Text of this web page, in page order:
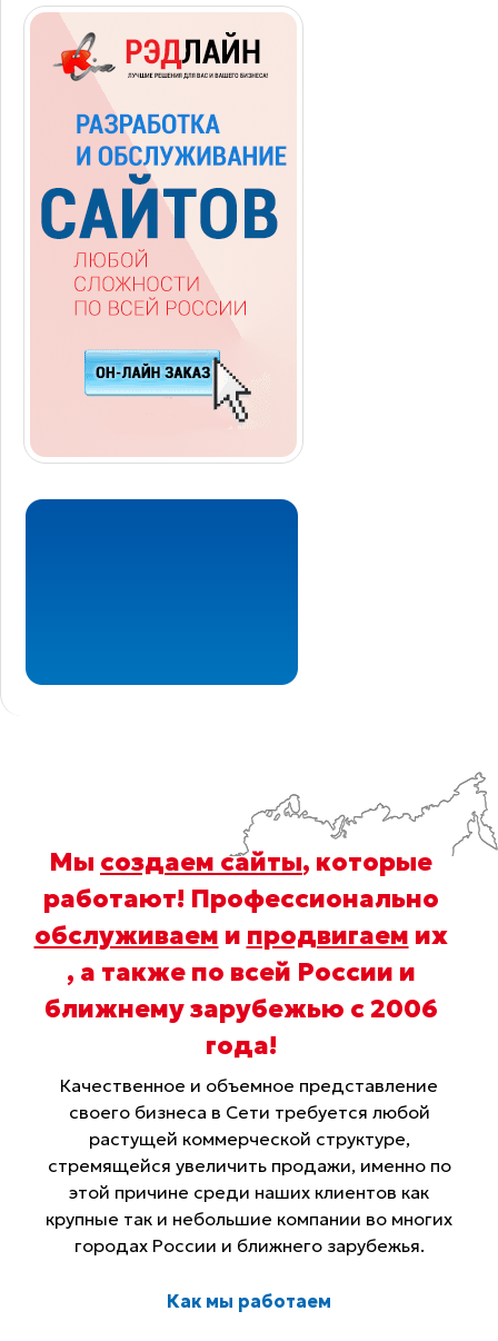
Мы создаем сайты, которые
работают! Профессионально
обслуживаем и продвигаем их
, а также по всей России и
ближнему зарубежью с 2006
года!
Качественное и объемное представление
своего бизнеса в Сети требуется любой
растущей коммерческой структуре,
стремящейся увеличить продажи, именно по
этой причине среди наших клиентов как
крупные так и небольшие компании во многих
городах России и ближнего зарубежья.
Как мы работаем